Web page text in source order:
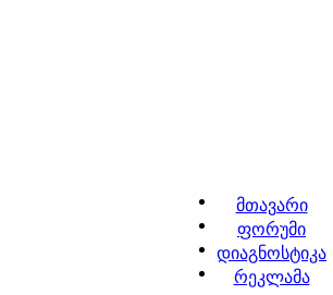
მთავარი
ფორუმი
დიაგნოსტიკა
რეკლამა